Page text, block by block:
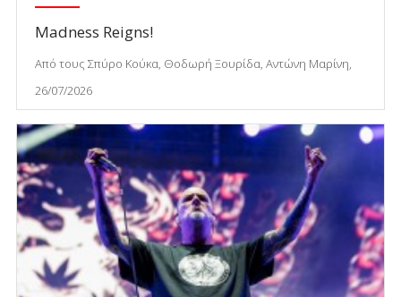
Madness Reigns!
Από τους Σπύρο Κούκα, Θοδωρή Ξουρίδα, Αντώνη Μαρίνη,
26/07/2026